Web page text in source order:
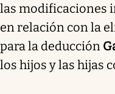
las modificaciones
en relación con la
para la deducción
los hijos y las hijas